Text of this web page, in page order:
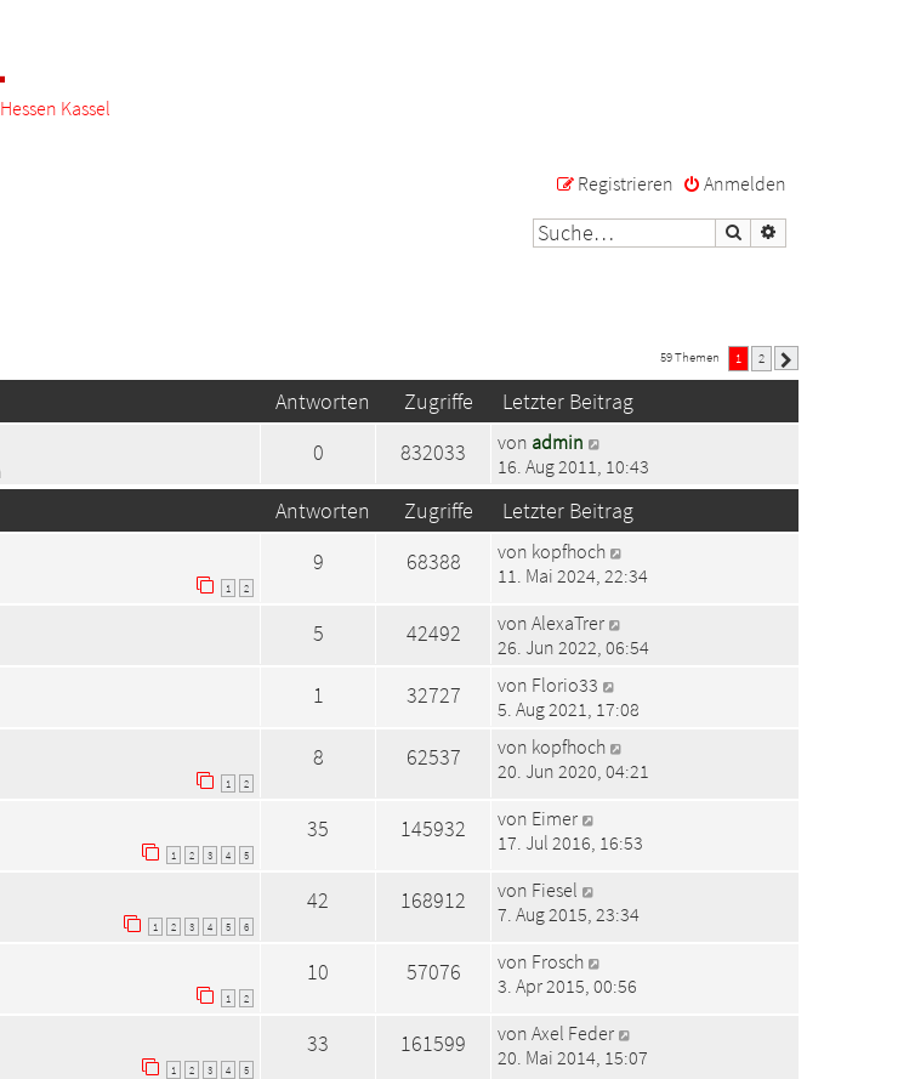
Kassel
Anmelden
Registrieren
Suche
59 Themen 1 2
Antworten Zugriffe Letzter Beitrag
0 832033 von admin
16. Aug 2011, 10:43
Antworten Zugriffe Letzter Beitrag
1 2
9 68388 von kopfhoch
11. Mai 2024, 22:34
5 42492 von AlexaTrer
26. Jun 2022, 06:54
1 32727 von Florio33
5. Aug 2021, 17:08
1 2
8 62537 von kopfhoch
20. Jun 2020, 04:21
1 2 3 4 5
35 145932 von Eimer
17. Jul 2016, 16:53
1 2 3 4 5 6
42 168912 von Fiesel
7. Aug 2015, 23:34
1 2
10 57076 von Frosch
3. Apr 2015, 00:56
1 2 3 4 5
33 161599 von Axel Feder
20. Mai 2014, 15:07